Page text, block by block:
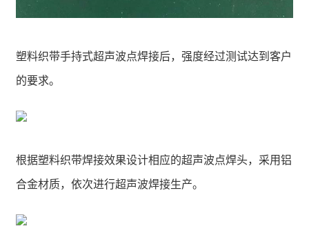
塑料织带手持式超声波点焊接后，强度经过测试达到客户
的要求。
根据塑料织带焊接效果设计相应的超声波点焊头，采用铝
合金材质，依次进行超声波焊接生产。